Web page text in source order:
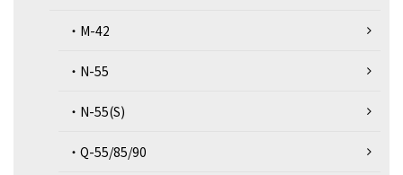
・M-42
・N-55
・N-55(S)
・Q-55/85/90